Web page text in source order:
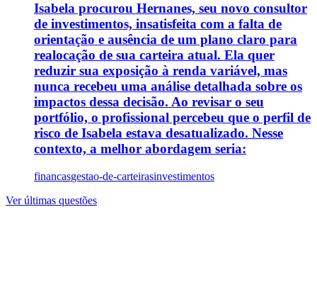
Isabela procurou Hernanes, seu novo consultor
de investimentos, insatisfeita com a falta de
orientação e ausência de um plano claro para
realocação de sua carteira atual. Ela quer
reduzir sua exposição à renda variável, mas
nunca recebeu uma análise detalhada sobre os
impactos dessa decisão. Ao revisar o seu
portfólio, o profissional percebeu que o perfil de
risco de Isabela estava desatualizado. Nesse
contexto, a melhor abordagem seria:
financasgestao-de-carteirasinvestimentos
Ver últimas questões